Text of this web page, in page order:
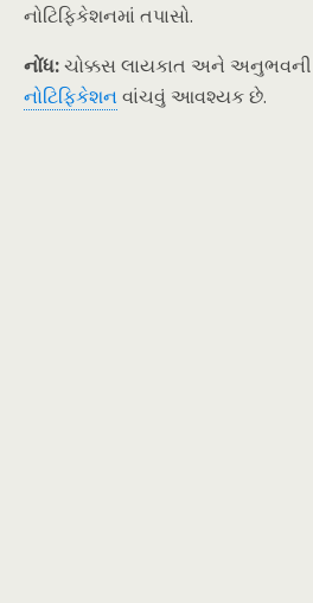
નોટિફિકેશનમાં તપાસો.
નોંધ:ચોક્કસ લાયકાત અને અનુભવની
નોટિફિકેશનવાંચવું આવશ્યક છે.